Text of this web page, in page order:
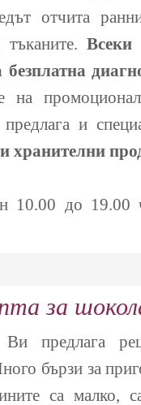
отчита
тъканите.
на
и
хранителни
10.00 до
за
Ви предлага
бързи за
са малко,